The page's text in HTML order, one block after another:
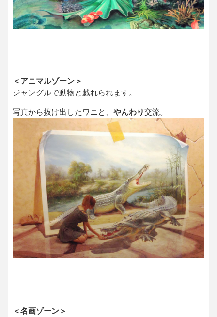
＜アニマルゾーン＞
ジャングルで動物と戯れられます。
写真から抜け出したワニと、 やんわり交流。
＜名画ゾーン＞